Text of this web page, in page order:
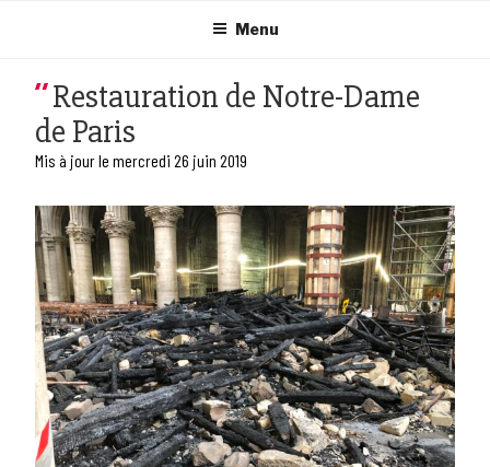
Menu
Restauration de Notre-Dame
de Paris
Mis à jour le mercredi 26 juin 2019